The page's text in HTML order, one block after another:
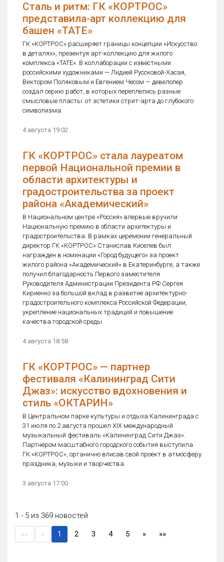
Сталь и ритм: ГК «КОРТРОС»
представила-арт коллекцию для
башен «TATE»
ГК «КОРТРОС» расширяет границы концепции «Искусство
в деталях», презентуя арт-коллекцию для жилого
комплекса «TATE». В коллаборации с известными
российскими художниками — Лидией Руссковой-Хасая,
Виктором Поляковым и Евгением Чесом — девелопер
создал серию работ, в которых переплелись разные
смысловые пласты: от эстетики стрит-арта до глубокого
символизма.
4 августа 19:02
ГК «КОРТРОС» стала лауреатом
первой Национальной премии в
области архитектуры и
градостроительства за проект
района «Академический»
В Национальном центре «Россия» впервые вручили
Национальную премию в области архитектуры и
градостроительства. В рамках церемонии генеральный
директор ГК «КОРТРОС» Станислав Киселев был
награжден в номинации «Город будущего» за проект
жилого района «Академический» в Екатеринбурге, а также
получил благодарность Первого заместителя
Руководителя Администрации Президента РФ Сергея
Кириенко за большой вклад в развитие архитектурно-
градостроительного комплекса Российской Федерации,
укрепление национальных традиций и повышение
качества городской среды.
4 августа 18:58
ГК «КОРТРОС» — партнер
фестиваля «Калининград Сити
Джаз»: искусство вдохновения и
стиль «ОКТАРИН»
В Центральном парке культуры и отдыха Калининграда с
31 июля по 2 августа прошел XIX международный
музыкальный фестиваль «Калининград Сити Джаз».
Партнером масштабного городского события выступила
ГК «КОРТРОС», органично вписав свой проект в атмосферу
праздника, музыки и творчества.
3 августа 17:00
1 - 5 из 369 новостей
«« « 1 (current)
2 3 4 5 » »»